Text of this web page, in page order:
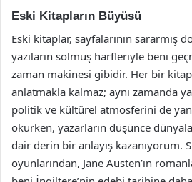
Eski Kitapların Büyüsü
Eski kitaplar, sayfalarının sararmış
yazıların solmuş harfleriyle beni
zaman makinesi gibidir. Her bir
anlatmakla kalmaz; aynı zamanda
politik ve kültürel atmosferini de
okurken, yazarların düşünce
dair derin bir anlayış kazanıyorum.
oyunlarından, Jane Austen’ın